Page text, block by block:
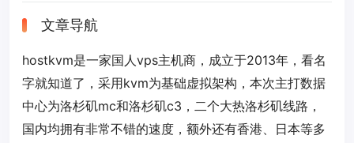
文章导航
hostkvm是一家国人vps主机商，成立于2013年，看名
字就知道了，采用kvm为基础虚拟架构，本次主打数据
中心为洛杉矶mc和洛杉矶c3，二个大热洛杉矶线路，
国内均拥有非常不错的速度，额外还有香港、日本等多